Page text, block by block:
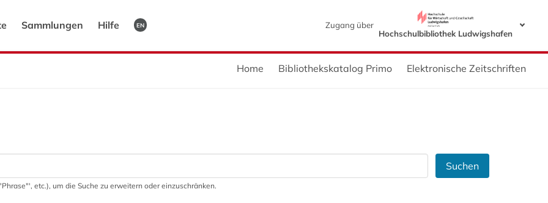
Sammlungen Hilfe EN
Zugang über
Hochschulbibliothek Ludwigshafen
Home Bibliothekskatalog Primo Elektronische Zeitschriften
Suchen
etc.), um die Suche zu erweitern oder einzuschränken.